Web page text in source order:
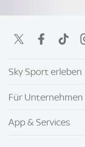
Sky Sport erleben
Für Unternehmen
App & Services